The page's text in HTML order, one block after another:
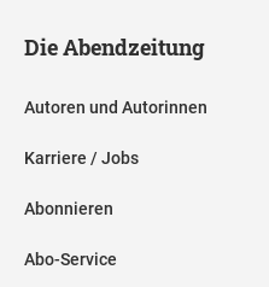
Die Abendzeitung
Autoren und Autorinnen
Karriere / Jobs
Abonnieren
Abo-Service